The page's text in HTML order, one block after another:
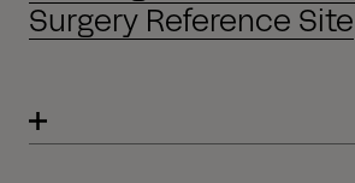
Surgery Reference Site